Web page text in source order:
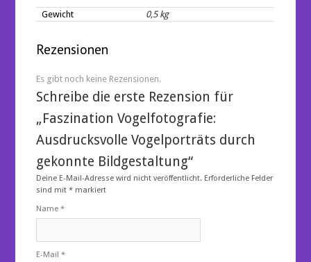
Gewicht 0,5 kg
Rezensionen
Es gibt noch keine Rezensionen.
Schreibe die erste Rezension für
„Faszination Vogelfotografie:
Ausdrucksvolle Vogelporträts durch
gekonnte Bildgestaltung“
Deine E-Mail-Adresse wird nicht veröffentlicht. Erforderliche Felder
sind mit* markiert
Name*
E-Mail*